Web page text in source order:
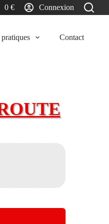
0 € Connexion
Contact